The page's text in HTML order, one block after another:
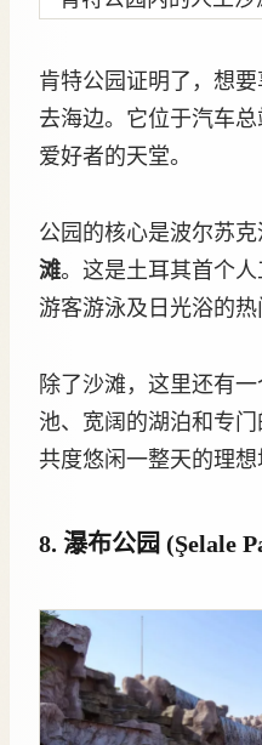
肯特公园证明了，想
去海边。它位于汽车
爱好者的天堂。
公园的核心是波尔苏
滩。这是土耳其首个
游客游泳及日光浴的热
除了沙滩，这里还有
池、宽阔的湖泊和专
共度悠闲一整天的理想
8. 瀑布公园 (Şelale